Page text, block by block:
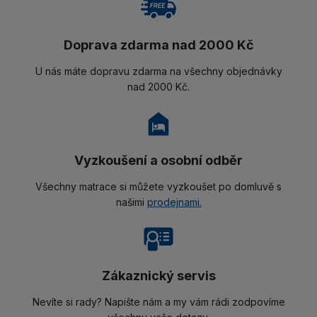
Doprava zdarma nad 2000 Kč
U nás máte dopravu zdarma na všechny objednávky
nad 2000 Kč.
Vyzkoušení a osobní odběr
Všechny matrace si můžete vyzkoušet po domluvě s
našimi prodejnami.
Zákaznický servis
Nevíte si rady? Napište nám a my vám rádi zodpovíme